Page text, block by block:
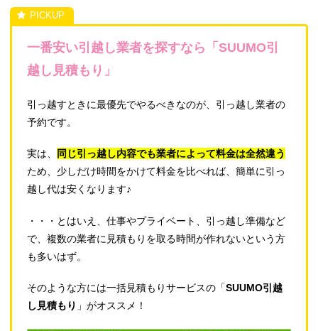
一番安い引越し業者を探すなら「SUUMO引
越し見積もり」
引っ越すときに最優先でやるべきなのが、引っ越し業者の
予約です。
実は、
同じ引っ越し内容でも業者によって料金は全然違う
ため、少しだけ時間をかけて料金を比べれば、簡単に引っ
越し代は安くなります♪
・・・とはいえ、仕事やプライベート、引っ越し準備など
で、複数の業者に見積もりを取る時間が作れないという方
も多いはず。
そのような方には一括見積もりサービスの「SUUMO引越
し見積もり 」がオススメ！